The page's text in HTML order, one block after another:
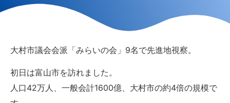
大村市議会会派「みらいの会」9名で先進地視察。
初日は富山市を訪れました。
人口42万人、一般会計1600億、大村市の約4倍の規模で